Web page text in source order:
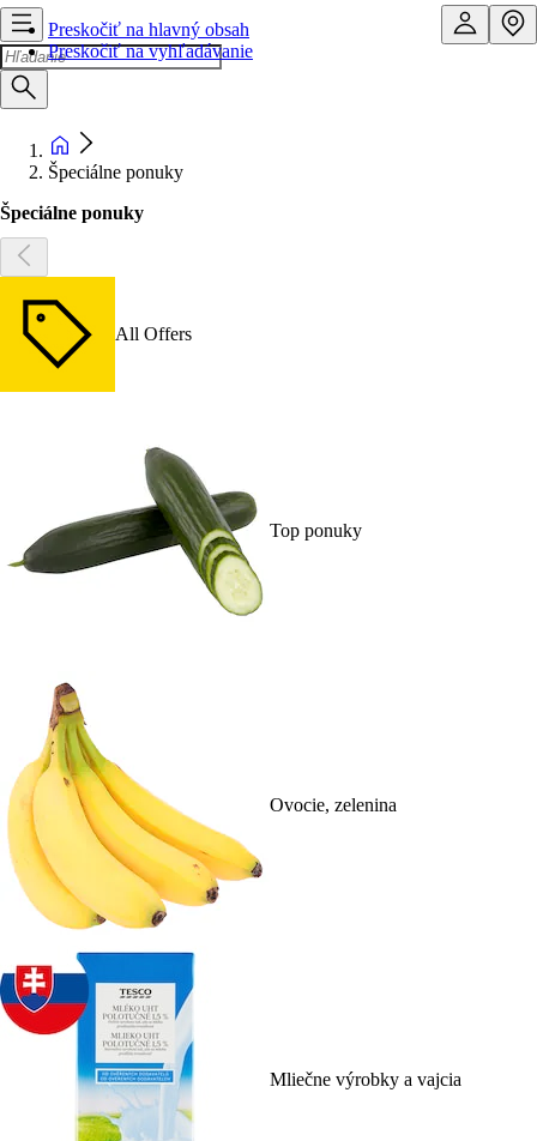
Preskočiť na hlavný obsah
Preskočiť na vyhľadávanie
Špeciálne ponuky
Špeciálne ponuky
All Offers
Top ponuky
Ovocie, zelenina
Mliečne výrobky a vajcia